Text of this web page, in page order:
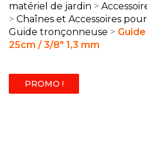
matériel de jardin
Chaînes et Accessoires
Guide tronçonneuse
25cm / 3/8" 1,3 mm
PROMO !